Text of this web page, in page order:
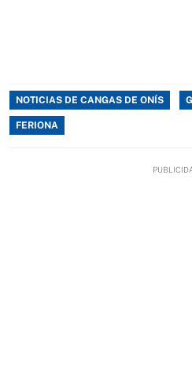
NOTICIAS DE CANGAS DE ONÍS
FERIONA